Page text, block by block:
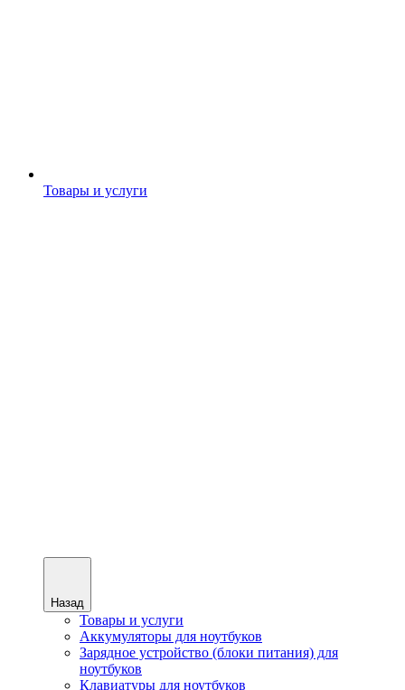
Товары и услуги
Назад
Товары и услуги
Аккумуляторы для ноутбуков
Зарядное устройство (блоки питания) для
ноутбуков
Клавиатуры для ноутбуков